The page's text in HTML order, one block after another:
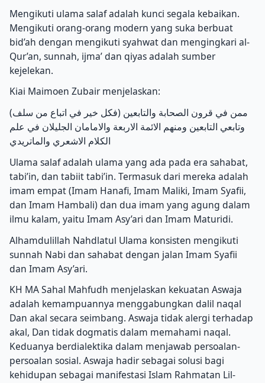
Mengikuti ulama salaf adalah kunci segala kebaikan.
Mengikuti orang-orang modern yang suka berbuat
bid’ah dengan mengikuti syahwat dan mengingkari al-
Qur’an, sunnah, ijma’ dan qiyas adalah sumber
kejelekan.
Kiai Maimoen Zubair menjelaskan:
(فكل خير في اتباع من سلف) ممن في قرون الصحابة والتابعين
وتابعي التابعين ومنهم الائمة الاربعة والامامان الجليلان في علم
الكلام الاشعري والماتريدي
Ulama salaf adalah ulama yang ada pada era sahabat,
tabi’in, dan tabiit tabi’in. Termasuk dari mereka adalah
imam empat (Imam Hanafi, Imam Maliki, Imam Syafii,
dan Imam Hambali) dan dua imam yang agung dalam
ilmu kalam, yaitu Imam Asy’ari dan Imam Maturidi.
Alhamdulillah Nahdlatul Ulama konsisten mengikuti
sunnah Nabi dan sahabat dengan jalan Imam Syafii
dan Imam Asy’ari.
KH MA Sahal Mahfudh menjelaskan kekuatan Aswaja
adalah kemampuannya menggabungkan dalil naqal
Dan akal secara seimbang. Aswaja tidak alergi terhadap
akal, Dan tidak dogmatis dalam memahami naqal.
Keduanya berdialektika dalam menjawab persoalan-
persoalan sosial. Aswaja hadir sebagai solusi bagi
kehidupan sebagai manifestasi Islam Rahmatan Lil-